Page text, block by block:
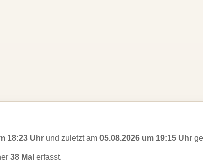
18:23 Uhr und zuletzt am 05.08.2026 um 19:15 Uhr
38 Mal erfasst.